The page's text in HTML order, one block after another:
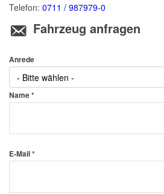
Telefon: 0711 / 987979-0
Fahrzeug anfragen
Anrede
- Bitte wählen -
Name *
E-Mail *